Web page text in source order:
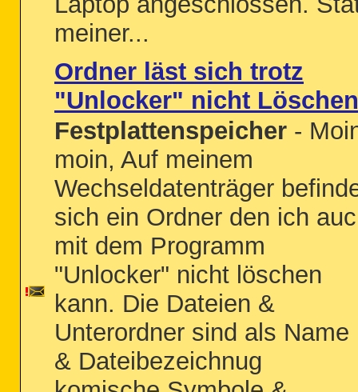
meiner...
Ordner läst sich trotz
"Unlocker" nicht Löschen
Festplattenspeicher -
moin, Auf meinem
Wechseldatenträger
sich ein Ordner den ich
mit dem Programm
"Unlocker" nicht löschen
kann. Die Dateien &
Unterordner sind als Name
& Dateibezeichnug